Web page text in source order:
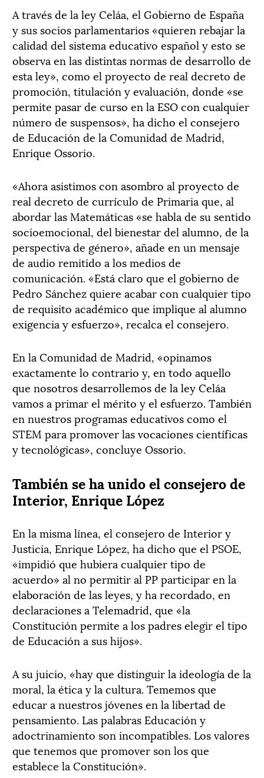
A través de la ley Celáa, el Gobierno de España
y sus socios parlamentarios «quieren rebajar la
calidad del sistema educativo español y esto se
observa en las distintas normas de desarrollo de
esta ley», como el proyecto de real decreto de
promoción, titulación y evaluación, donde «se
permite pasar de curso en la ESO con cualquier
número de suspensos», ha dicho el consejero
de Educación de la Comunidad de Madrid,
Enrique Ossorio.
«Ahora asistimos con asombro al proyecto de
real decreto de currículo de Primaria que, al
abordar las Matemáticas «se habla de su sentido
socioemocional, del bienestar del alumno, de la
perspectiva de género», añade en un mensaje
de audio remitido a los medios de
comunicación. «Está claro que el gobierno de
Pedro Sánchez quiere acabar con cualquier tipo
de requisito académico que implique al alumno
exigencia y esfuerzo», recalca el consejero.
En la Comunidad de Madrid, «opinamos
exactamente lo contrario y, en todo aquello
que nosotros desarrollemos de la ley Celáa
vamos a primar el mérito y el esfuerzo. También
en nuestros programas educativos como el
STEM para promover las vocaciones científicas
y tecnológicas», concluye Ossorio.
También se ha unido el consejero de
Interior, Enrique López
En la misma línea, el consejero de Interior y
Justicia, Enrique López, ha dicho que el PSOE,
«impidió que hubiera cualquier tipo de
acuerdo» al no permitir al PP participar en la
elaboración de las leyes, y ha recordado, en
declaraciones a Telemadrid, que «la
Constitución permite a los padres elegir el tipo
de Educación a sus hijos».
A su juicio, «hay que distinguir la ideología de la
moral, la ética y la cultura. Tememos que
educar a nuestros jóvenes en la libertad de
pensamiento. Las palabras Educación y
adoctrinamiento son incompatibles. Los valores
que tenemos que promover son los que
establece la Constitución».